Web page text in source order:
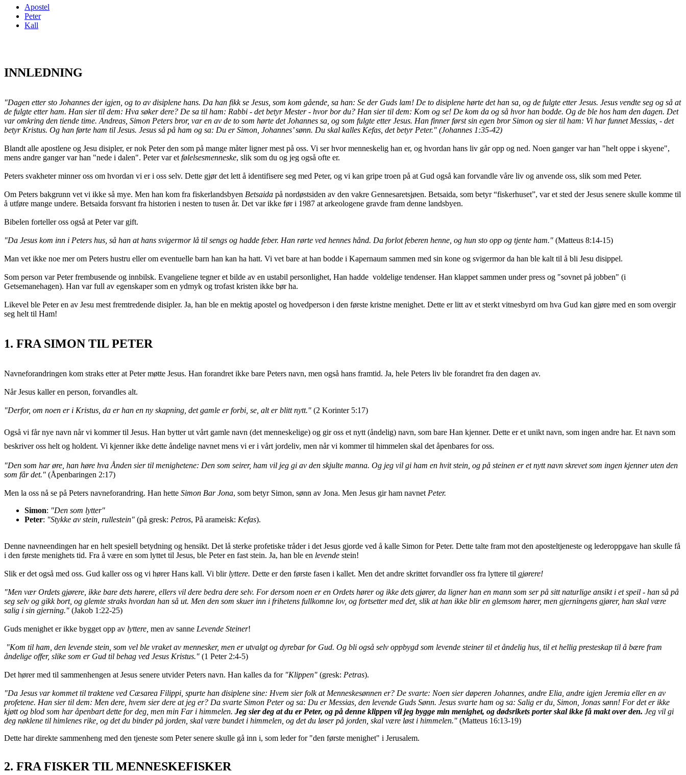
Apostel
Peter
Kall
INNLEDNING
"Dagen etter sto Johannes der igjen, og to av disiplene hans. Da han fikk se Jesus, som kom gående, sa han: Se der Guds lam! De to disiplene hørte det han sa, og de fulgte etter Jesus. Jesus vendte seg og så at
de fulgte etter ham. Han sier til dem: Hva søker dere? De sa til ham: Rabbi - det betyr Mester - hvor bor du? Han sier til dem: Kom og se! De kom da og så hvor han bodde. Og de ble hos ham den dagen. Det
var omkring den tiende time. Andreas, Simon Peters bror, var en av de to som hørte det Johannes sa, og som fulgte etter Jesus. Han finner først sin egen bror Simon og sier til ham: Vi har funnet Messias, - det
betyr Kristus. Og han førte ham til Jesus. Jesus så på ham og sa: Du er Simon, Johannes’ sønn. Du skal kalles Kefas, det betyr Peter." (Johannes 1:35-42)
Blandt alle apostlene og Jesu disipler, er nok Peter den som på mange måter ligner mest på oss. Vi ser hvor menneskelig han er, og hvordan hans liv går opp og ned. Noen ganger var han "helt oppe i skyene",
mens andre ganger var han "nede i dalen". Peter var et følelsesmenneske, slik som du og jeg også ofte er.
Peters svakheter minner oss om hvordan vi er i oss selv. Dette gjør det lett å identifisere seg med Peter, og vi kan gripe troen på at Gud også kan forvandle våre liv og anvende oss, slik som med Peter.
Om Peters bakgrunn vet vi ikke så mye. Men han kom fra fiskerlandsbyen Betsaida på nordøstsiden av den vakre Gennesaretsjøen. Betsaida, som betyr “fiskerhuset”, var et sted der Jesus senere skulle komme til
å utføre mange undere. Betsaida forsvant fra historien i nesten to tusen år. Det var ikke før i 1987 at arkeologene gravde fram denne landsbyen.
Bibelen forteller oss også at Peter var gift.
"Da Jesus kom inn i Peters hus, så han at hans svigermor lå til sengs og hadde feber. Han rørte ved hennes hånd. Da forlot feberen henne, og hun sto opp og tjente ham." (Matteus 8:14-15)
Man vet ikke noe mer om Peters hustru eller om eventuelle barn han kan ha hatt. Vi vet bare at han bodde i Kapernaum sammen med sin kone og svigermor da han ble kalt til å bli Jesu disippel.
Som person var Peter frembusende og innbilsk. Evangeliene tegner et bilde av en ustabil personlighet, Han hadde voldelige tendenser. Han klappet sammen under press og "sovnet på jobben" (i
Getsemanehagen). Han var full av egenskaper som en ydmyk og trofast kristen ikke bør ha.
Likevel ble Peter en av Jesu mest fremtredende disipler. Ja, han ble en mektig apostel og hovedperson i den første kristne menighet. Dette er litt av et sterkt vitnesbyrd om hva Gud kan gjøre med en som overgir
seg helt til Ham!
1. FRA SIMON TIL PETER
Navneforandringen kom straks etter at Peter møtte Jesus. Han forandret ikke bare Peters navn, men også hans framtid. Ja, hele Peters liv ble forandret fra den dagen av.
Når Jesus kaller en person, forvandles alt.
"Derfor, om noen er i Kristus, da er han en ny skapning, det gamle er forbi, se, alt er blitt nytt." (2 Korinter 5:17)
Også vi får nye navn når vi kommer til Jesus. Han bytter ut vårt gamle navn (det menneskelige) og gir oss et nytt (åndelig) navn, som bare Han kjenner. Dette er et unikt navn, som ingen andre har. Et navn som
beskriver oss helt og holdent. Vi kjenner ikke dette åndelige navnet mens vi er i vårt jordeliv, men når vi kommer til himmelen skal det åpenbares for oss.
"Den som har øre, han høre hva Ånden sier til menighetene: Den som seirer, ham vil jeg gi av den skjulte manna. Og jeg vil gi ham en hvit stein, og på steinen er et nytt navn skrevet som ingen kjenner uten den
som får det." (Åpenbaringen 2:17)
Men la oss nå se på Peters navneforandring. Han hette Simon Bar Jona, som betyr Simon, sønn av Jona. Men Jesus gir ham navnet Peter.
Simon: "Den som lytter"
Peter: "Stykke av stein, rullestein" (på gresk: Petros, På arameisk: Kefas).
Denne navneendingen har en helt spesiell betydning og hensikt. Det lå sterke profetiske tråder i det Jesus gjorde ved å kalle Simon for Peter. Dette talte fram mot den aposteltjeneste og lederoppgave han skulle få
i den første menighets tid. Fra å være en som lyttet til Jesus, ble Peter en fast stein. Ja, han ble en levende stein!
Slik er det også med oss. Gud kaller oss og vi hører Hans kall. Vi blir lyttere. Dette er den første fasen i kallet. Men det andre skrittet forvandler oss fra lyttere til gjørere!
"Men vær Ordets gjørere, ikke bare dets hørere, ellers vil dere bedra dere selv. For dersom noen er en Ordets hører og ikke dets gjører, da ligner han en mann som ser på sitt naturlige ansikt i et speil - han så på
seg selv og gikk bort, og glemte straks hvordan han så ut. Men den som skuer inn i frihetens fullkomne lov, og fortsetter med det, slik at han ikke blir en glemsom hører, men gjerningens gjører, han skal være
salig i sin gjerning." (Jakob 1:22-25)
Guds menighet er ikke bygget opp av lyttere, men av sanne Levende Steiner!
"Kom til ham, den levende stein, som vel ble vraket av mennesker, men er utvalgt og dyrebar for Gud. Og bli også selv oppbygd som levende steiner til et åndelig hus, til et hellig presteskap til å bære fram
åndelige offer, slike som er Gud til behag ved Jesus Kristus." (1 Peter 2:4-5)
Det hører med til sammenhengen at Jesus senere utvider Peters navn. Han kalles da for "Klippen" (gresk: Petras).
"Da Jesus var kommet til traktene ved Cæsarea Filippi, spurte han disiplene sine: Hvem sier folk at Menneskesønnen er? De svarte: Noen sier døperen Johannes, andre Elia, andre igjen Jeremia eller en av
profetene. Han sier til dem: Men dere, hvem sier dere at jeg er? Da svarte Simon Peter og sa: Du er Messias, den levende Guds Sønn. Jesus svarte ham og sa: Salig er du, Simon, Jonas sønn! For det er ikke
kjøtt og blod som har åpenbart dette for deg, men min Far i himmelen. Jeg sier deg at du er Peter, og på denne klippen vil jeg bygge min menighet, og dødsrikets porter skal ikke få makt over den. Jeg vil gi
deg nøklene til himlenes rike, og det du binder på jorden, skal være bundet i himmelen, og det du løser på jorden, skal være løst i himmelen." (Matteus 16:13-19)
Dette har direkte sammenheng med den tjeneste som Peter senere skulle gå inn i, som leder for "den første menighet" i Jerusalem.
2. FRA FISKER TIL MENNESKEFISKER